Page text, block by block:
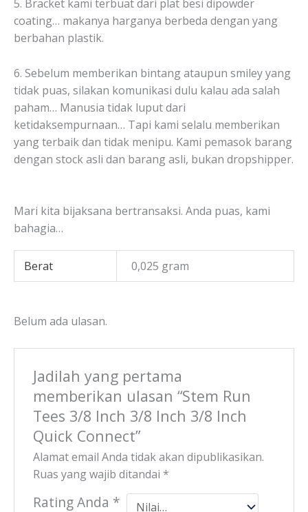
5. Bracket kami terbuat dari plat besi dipowder
coating… makanya harganya berbeda dengan yang
berbahan plastik.
6. Sebelum memberikan bintang ataupun smiley yang
tidak puas, silakan komunikasi dulu kalau ada salah
paham… Manusia tidak luput dari
ketidaksempurnaan… Tapi kami selalu memberikan
yang terbaik dan tidak menipu. Kami pemasok barang
dengan stock asli dan barang asli, bukan dropshipper.
Mari kita bijaksana bertransaksi. Anda puas, kami
bahagia…
Berat 0,025 gram
Belum ada ulasan.
Jadilah yang pertama
memberikan ulasan “Stem Run
Tees 3/8 Inch 3/8 Inch 3/8 Inch
Quick Connect”
Alamat email Anda tidak akan dipublikasikan.
Ruas yang wajib ditandai *
Rating Anda *